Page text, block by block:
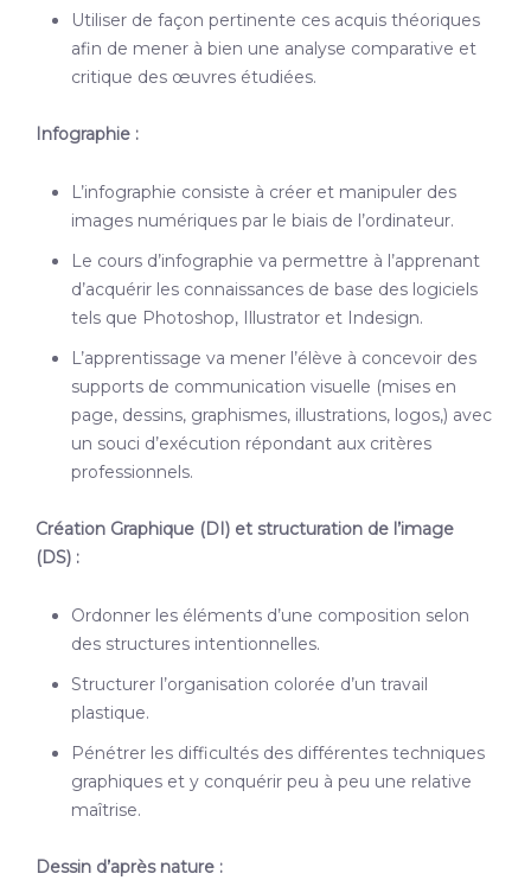
Utiliser de façon pertinente ces acquis théoriques
afin de mener à bien une analyse comparative et
critique des œuvres étudiées.
Infographie :
L’infographie consiste à créer et manipuler des
images numériques par le biais de l’ordinateur.
Le cours d’infographie va permettre à l’apprenant
d’acquérir les connaissances de base des logiciels
tels que Photoshop, Illustrator et Indesign.
L’apprentissage va mener l’élève à concevoir des
supports de communication visuelle (mises en
page, dessins, graphismes, illustrations, logos,) avec
un souci d’exécution répondant aux critères
professionnels.
Création Graphique (DI) et structuration de l’image
(DS) :
Ordonner les éléments d’une composition selon
des structures intentionnelles.
Structurer l’organisation colorée d’un travail
plastique.
Pénétrer les difficultés des différentes techniques
graphiques et y conquérir peu à peu une relative
maîtrise.
Dessin d’après nature :